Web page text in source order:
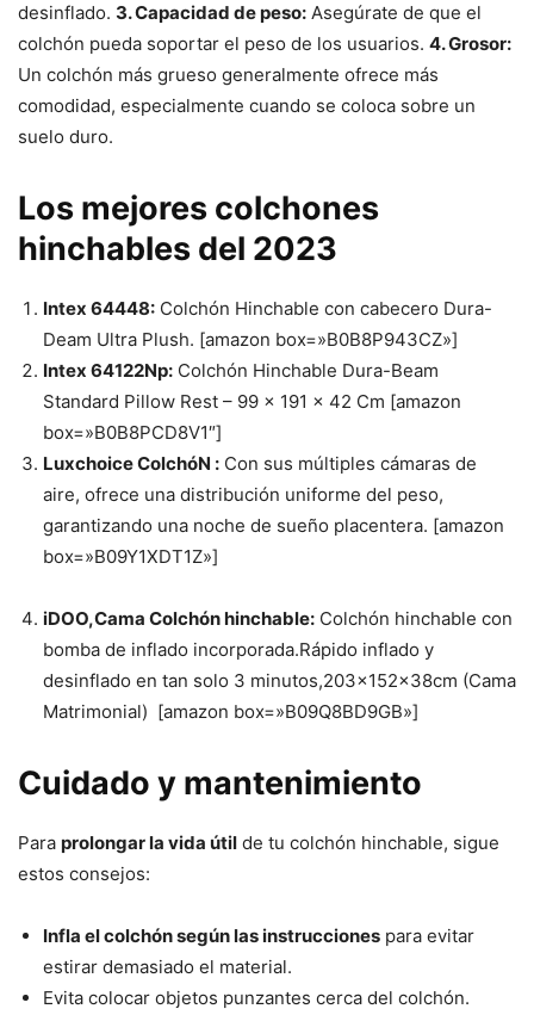
desinflado. 3. Capacidad de peso: Asegúrate de que el
colchón pueda soportar el peso de los usuarios. 4. Grosor:
Un colchón más grueso generalmente ofrece más
comodidad, especialmente cuando se coloca sobre un
suelo duro.
Los mejores colchones
hinchables del 2023
Intex 64448: Colchón Hinchable con cabecero Dura-
Deam Ultra Plush. [amazon box=»B0B8P943CZ»]
Intex 64122Np: Colchón Hinchable Dura-Beam
Standard Pillow Rest – 99 x 191 x 42 Cm [amazon
box=»B0B8PCD8V1″]
Luxchoice ColchóN : Con sus múltiples cámaras de
aire, ofrece una distribución uniforme del peso,
garantizando una noche de sueño placentera. [amazon
box=»B09Y1XDT1Z»]
iDOO,Cama Colchón hinchable: Colchón hinchable con
bomba de inflado incorporada.Rápido inflado y
desinflado en tan solo 3 minutos,203x152x38cm (Cama
Matrimonial) [amazon box=»B09Q8BD9GB»]
Cuidado y mantenimiento
Para prolongar la vida útil de tu colchón hinchable, sigue
estos consejos:
Infla el colchón según las instrucciones para evitar
estirar demasiado el material.
Evita colocar objetos punzantes cerca del colchón.